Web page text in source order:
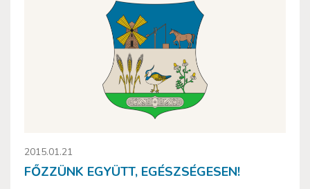
2015.01.21
FŐZZÜNK EGYÜTT, EGÉSZSÉGESEN!